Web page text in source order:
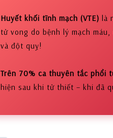
Huyết khối tĩnh mạch (VTE) là
tử vong do bệnh lý mạch
và đột quỵ!
Trên 70% ca thuyên tắc phổi
hiện sau khi tử thiết – khi đã